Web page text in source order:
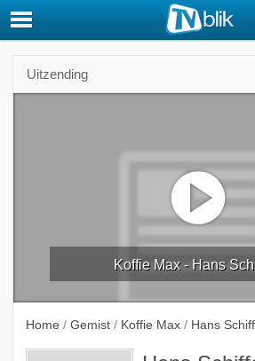
Uitzending
Koffie Max - Hans
Home / Gemist / Koffie Max / Hans